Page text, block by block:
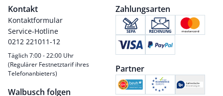
Kontakt
Kontaktformular
Service-Hotline
0212 221011-12
Täglich 7:00 - 22:00 Uhr
(Regulärer Festnetztarif ihres
Telefonanbieters)
Walbusch folgen
Zahlungsarten
Partner